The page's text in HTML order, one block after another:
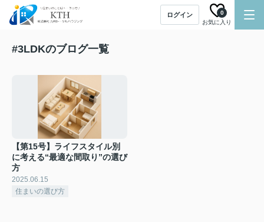
ログイン
お気に入り
0
#3LDKのブログ一覧
【第15号】ライフスタイル別
に考える“最適な間取り”の選び
方
2025.06.15
住まいの選び方